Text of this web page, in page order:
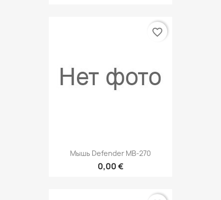
Мышь Defender MB-270
0,00 €
favorite_border